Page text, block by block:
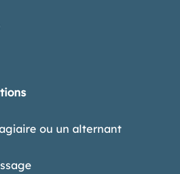
ou un alternant